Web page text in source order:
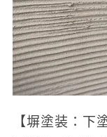
【塀塗装：下